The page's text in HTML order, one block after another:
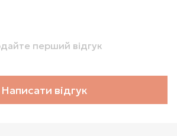
перший відгук
Написати відгук